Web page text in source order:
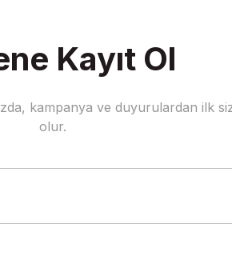
Gönder
Kayıt Ol
kampanya ve duyurulardan ilk
olur.